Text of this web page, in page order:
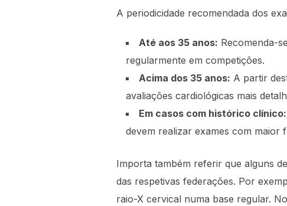
A periodicidade recomendada dos
Até aos 35 anos: Recomenda-
regularmente em competições.
Acima dos 35 anos: A partir
avaliações cardiológicas mais
Em casos com histórico clínico:
devem realizar exames com maior
Importa também referir que alguns
das respetivas federações. Por
raio-X cervical numa base regular.